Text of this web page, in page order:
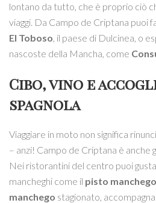
lontano da tutto, che è proprio ciò
viaggi. Da Campo de Criptana puoi
El Toboso, il paese di Dulcinea, o
nascoste della Mancha, come
Cibo, vino e
spagnola
Viaggiare in moto non significa
– anzi! Campo de Criptana è anche
Nei ristorantini del centro puoi
mancheghi come il pisto manchego
manchego stagionato,